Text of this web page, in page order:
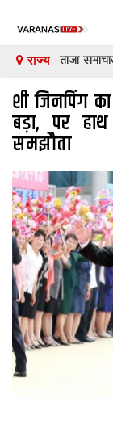
राज्य ताजा
देश
दुनिया
मनोरंजन
शिक्षा
कारोबार
खेल
क्रिकेट
टेक्नॉलॉजी
रोजगार
शी जिनपिंग
बड़ा, पर
समझौता